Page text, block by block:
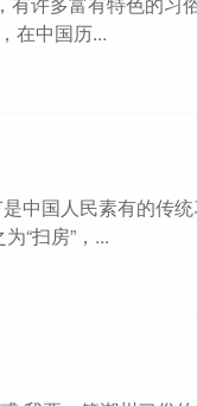
在中国历...
中国人民素有的传
“扫房”，...